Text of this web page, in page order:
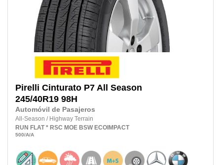
Pirelli Cinturato P7 All Season
245/40R19 98H
Automóvil de Pasajeros
All-Season / Highway Terrain
RUN FLAT * RSC MOE BSW ECOIMPACT
500/A/A